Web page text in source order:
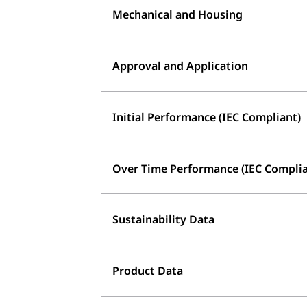
Mechanical and Housing
Approval and Application
Initial Performance (IEC Compliant)
Over Time Performance (IEC
Sustainability Data
Product Data